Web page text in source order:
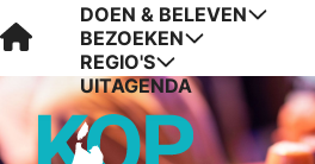
Visit Kop van Holland
DOEN & BELEVEN
BEZOEKEN
REGIO'S
UITAGENDA